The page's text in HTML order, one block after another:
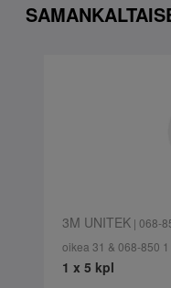
3M UNITEK| 068-
oikea 31 & 068-850 1
1 x 5 kpl